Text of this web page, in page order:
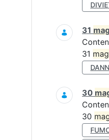
31
31
30
30